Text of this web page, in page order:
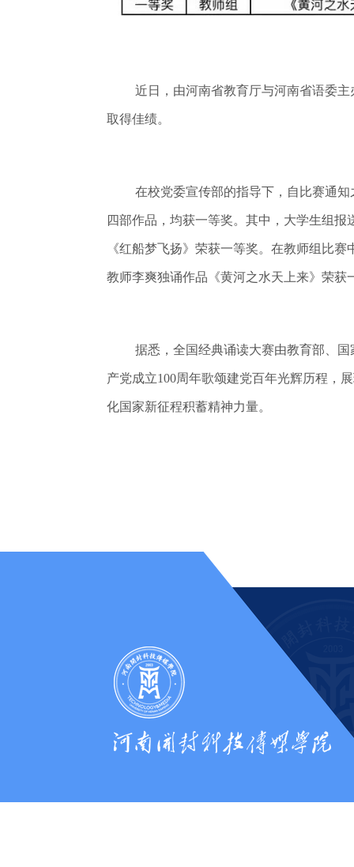
近日 ，由河南省教育厅与河南省语委
取得佳绩。
在校党委宣传部的指导下，自比赛通
四部作品，均获一等奖。 其中，大学生组报
《红船梦飞扬》荣获一等奖。 在教师组比赛
教师李爽独诵作品《黄河之水天上来》荣获
据悉， 全国经典诵读大赛由教育部、
产党成立100周年歌颂建党百年光辉历程，
化国家新征程积蓄精神力量。